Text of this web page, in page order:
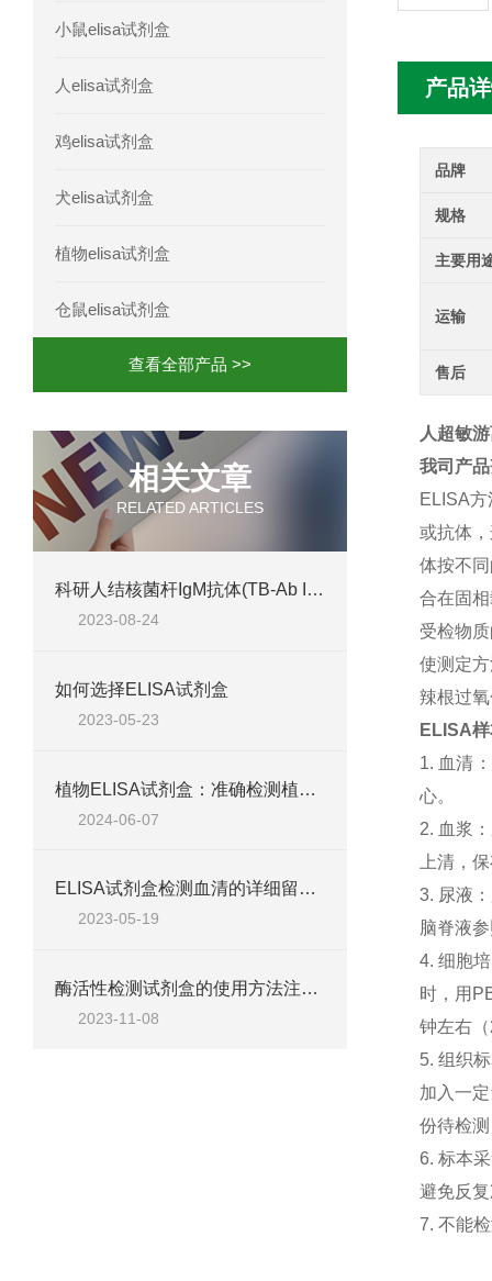
小鼠elisa试剂盒
人elisa试剂盒
鸡elisa试剂盒
犬elisa试剂盒
植物elisa试剂盒
仓鼠elisa试剂盒
查看全部产品 >>
相关文章
RELATED ARTICLES
科研人结核菌杆IgM抗体(TB-Ab IgM) ELISA试剂盒@免费代测
2023-08-24
如何选择ELISA试剂盒
2023-05-23
植物ELISA试剂盒：准确检测植物激素与抗体
2024-06-07
ELISA试剂盒检测血清的详细留意事项
2023-05-19
酶活性检测试剂盒的使用方法注意事项
2023-11-08
产品
品牌
规格
主要用
运输
售后
人超敏
我司产
ELISA方
或抗体
体按不
合在固
受检物
使测定
辣根过
ELISA
1. 血清
心。
2. 血浆
上清，
3. 尿液
脑脊液
4. 细胞
时，用
钟左右（
5. 组织
加入一
份待检
6. 标本
避免反
7. 不能